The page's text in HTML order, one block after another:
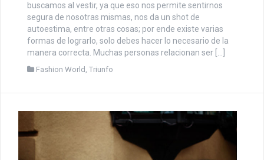
buscamos al vestir, ya que eso nos permite sentirnos
segura de nosotras mismas, nos da un shot de
autoestima, entre otras cosas; por ende existe varias
formas de lograrlo, solo debes hacer lo necesario de la
manera correcta. Muchas personas relacionan ser […]
Fashion World , Triunfo